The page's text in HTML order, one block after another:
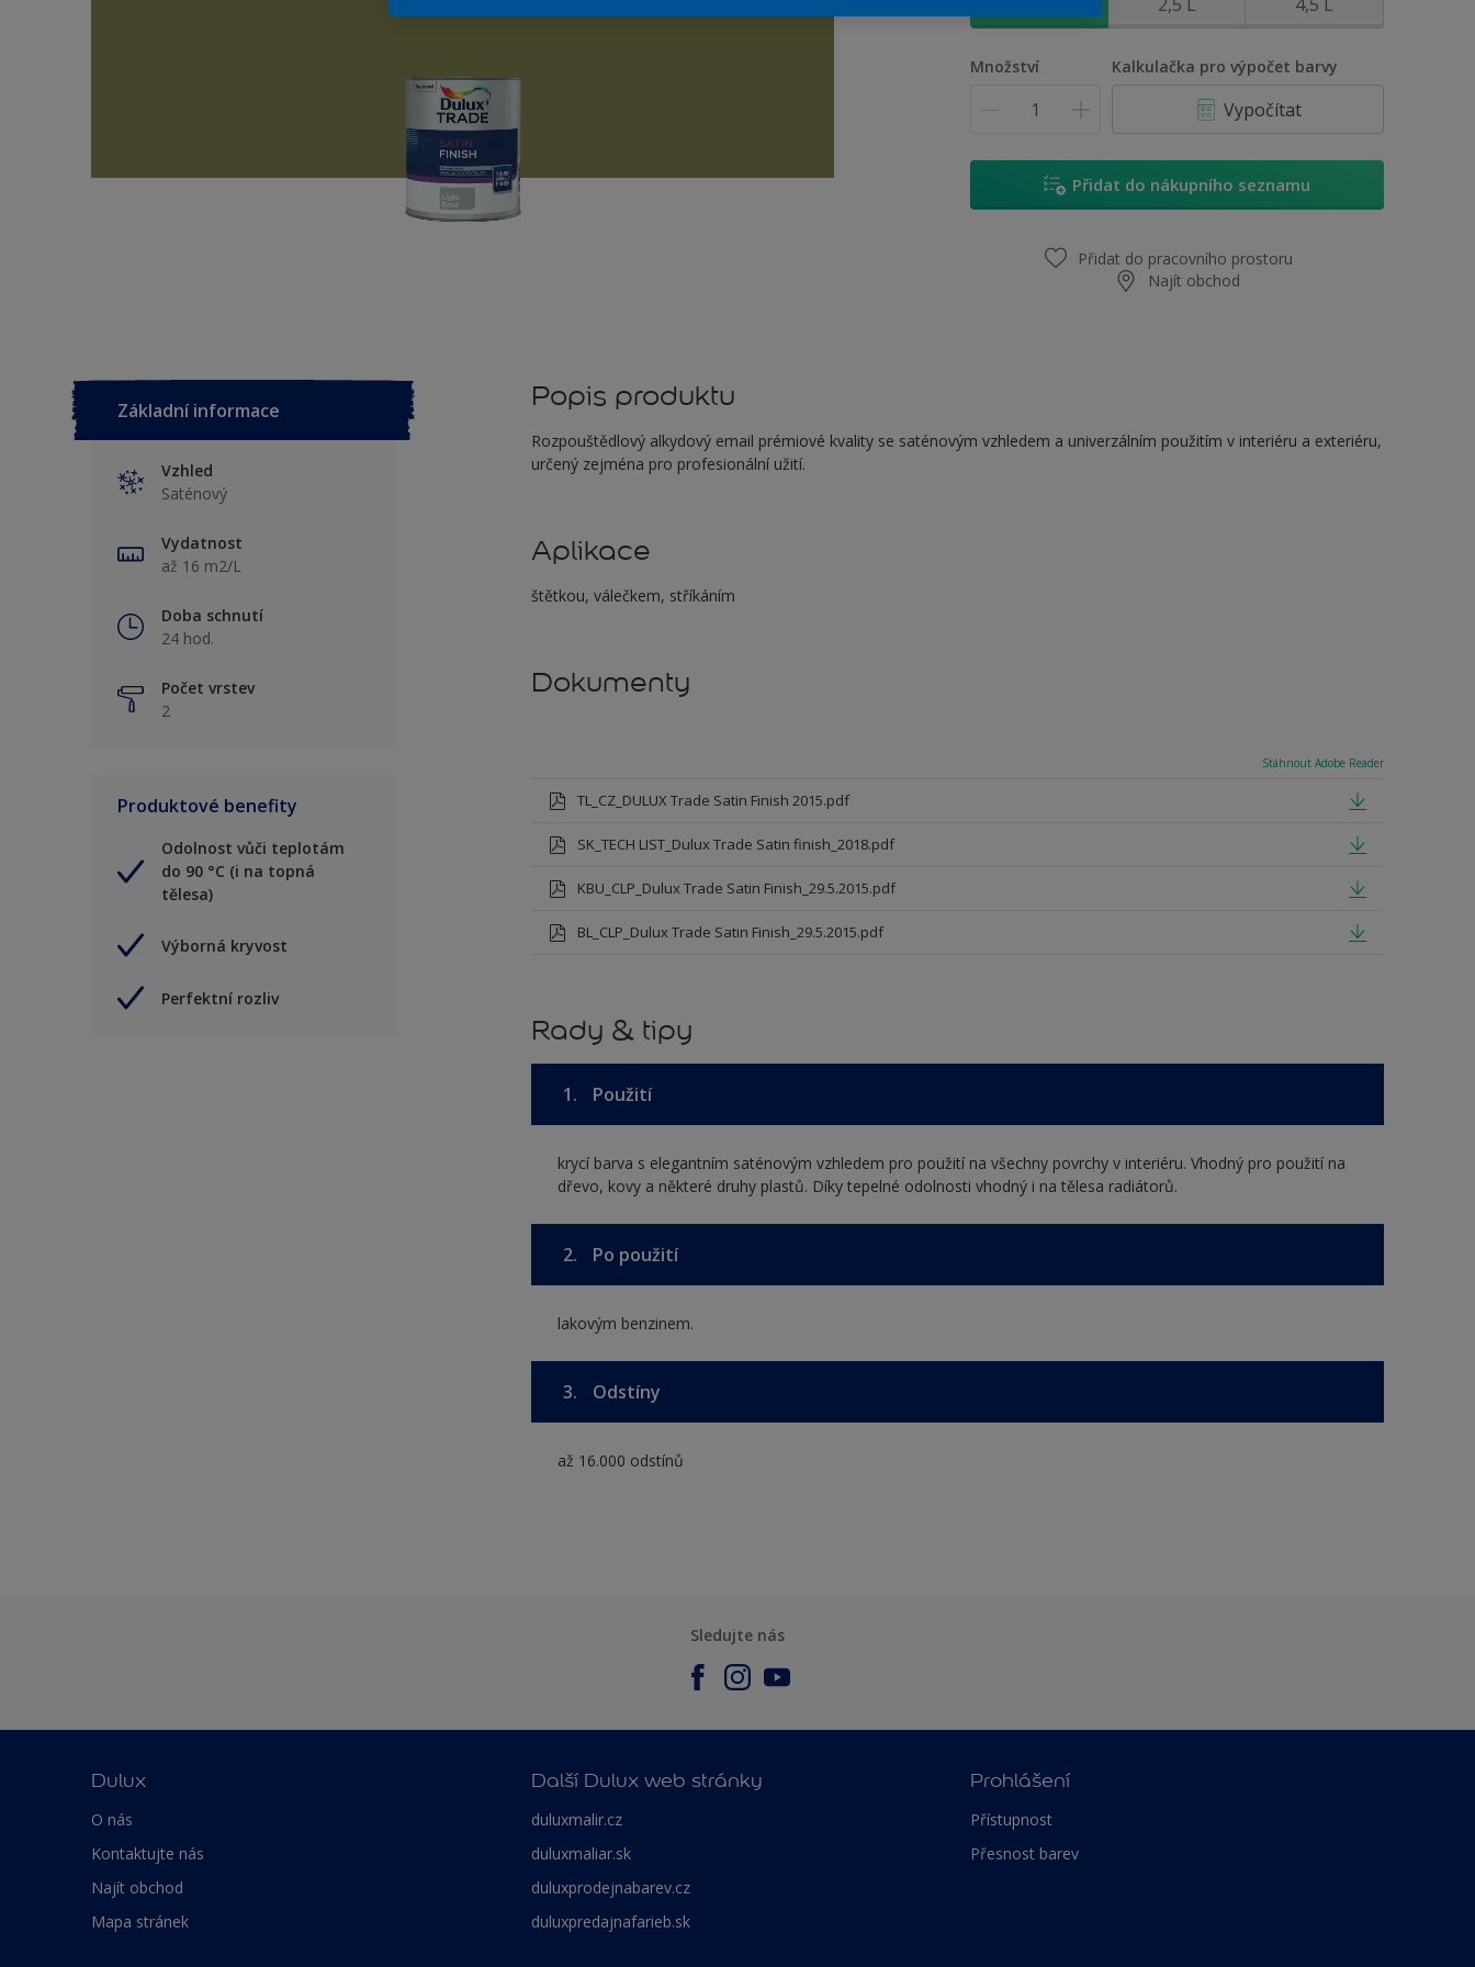
Množství Kalkulačka pro výpočet barvy
Vypočítat
Přidat do nákupního seznamu
Přidat do pracovního prostoru
Najít obchod
Základní informace
Vzhled
Saténový
Vydatnost
až 16 m2/L
Doba schnutí
24 hod.
Počet vrstev
2
Produktové benefity
Odolnost vůči teplotám
do 90 °C (i na topná
tělesa)
Výborná kryvost
Perfektní rozliv
Popis produktu
Rozpouštědlový alkydový email prémiové kvality se saténovým vzhledem a univerzálním použitím v interiéru a exteriéru,
určený zejména pro profesionální užití.
Aplikace
štětkou, válečkem, stříkáním
Dokumenty
Stáhnout Adobe Reader
TL_CZ_DULUX Trade Satin Finish 2015.pdf
SK_TECH LIST_Dulux Trade Satin finish_2018.pdf
KBU_CLP_Dulux Trade Satin Finish_29.5.2015.pdf
BL_CLP_Dulux Trade Satin Finish_29.5.2015.pdf
Rady & tipy
1. Použití
krycí barva s elegantním saténovým vzhledem pro použití na všechny povrchy v interiéru. Vhodný pro použití na
dřevo, kovy a některé druhy plastů. Díky tepelné odolnosti vhodný i na tělesa radiátorů.
2. Po použití
lakovým benzinem.
3. Odstíny
až 16.000 odstínů
Sledujte nás
Dulux
O nás
Kontaktujte nás
Najít obchod
Mapa stránek
Další Dulux web stránky
duluxmalir.cz
duluxmaliar.sk
duluxprodejnabarev.cz
duluxpredajnafarieb.sk
Prohlášení
Přístupnost
Přesnost barev